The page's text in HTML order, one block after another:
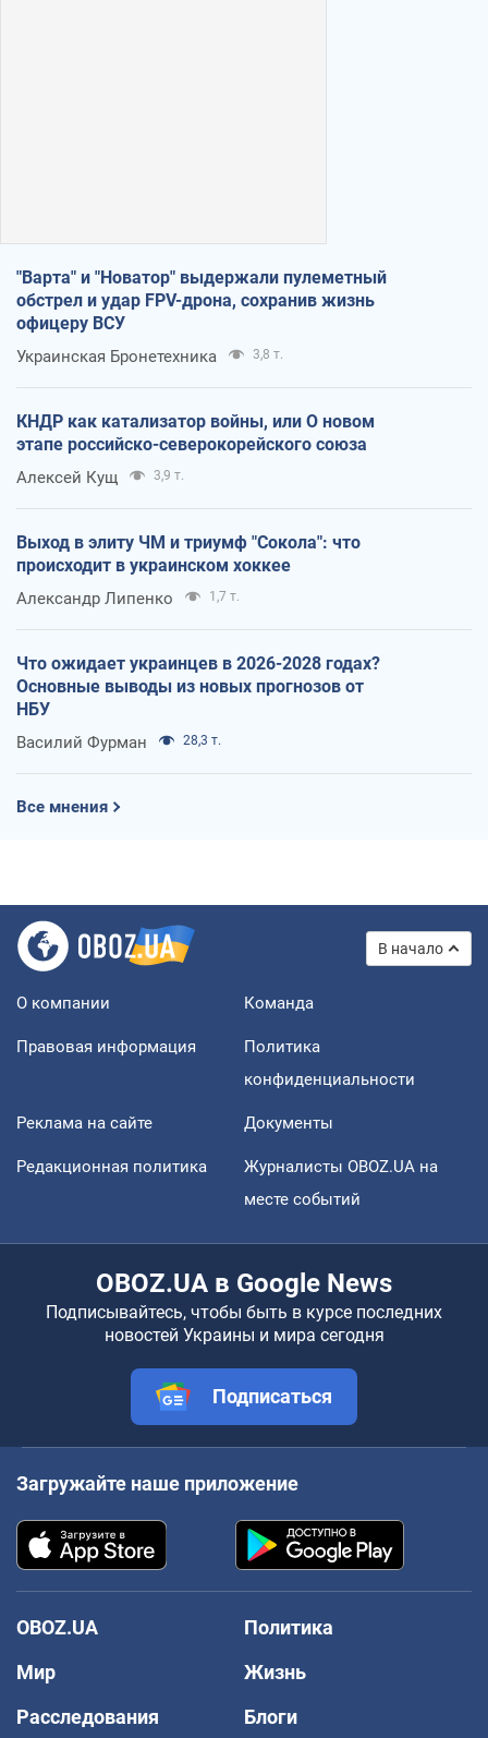
"Варта" и "Новатор" выдержали пулеметный
обстрел и удар FPV-дрона, сохранив жизнь
офицеру ВСУ
Украинская Бронетехника 3,8 т.
КНДР как катализатор войны, или О новом
этапе российско-северокорейского союза
Алексей Кущ 3,9 т.
Выход в элиту ЧМ и триумф "Сокола": что
происходит в украинском хоккее
Александр Липенко 1,7 т.
Что ожидает украинцев в 2026-2028 годах?
Основные выводы из новых прогнозов от
НБУ
Василий Фурман 28,3 т.
Все мнения
В начало
О компании Команда
Правовая информация
Политика
конфиденциальности
Реклама на сайте Документы
Редакционная политика
Журналисты OBOZ.UA на
месте событий
OBOZ.UA в Google News
Подписывайтесь, чтобы быть в курсе последних
новостей Украины и мира сегодня
Подписаться
Загружайте наше приложение
OBOZ.UA
Политика
Мир
Жизнь
Расследования
Блоги